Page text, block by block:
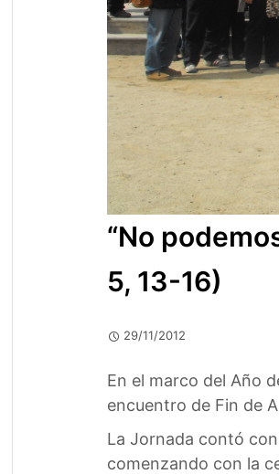
“No
5, 13-16)
29/11/2012
En el marco del Año
encuentro de Fin de
La Jornada contó
comenzando con la